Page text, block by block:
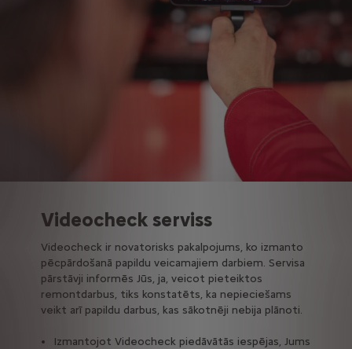
Videocheck serviss
Videocheck ir novatorisks pakalpojums, ko izmanto
pēcpārdošanā papildu veicamajiem darbiem. Servisa
pārstāvji informēs Jūs, ja, veicot pieteiktos
remontdarbus, tiks konstatēts, ka nepieciešams
veikt arī papildu darbus, kas sākotnēji nebija plānoti.
Izmantojot Videocheck piedāvātās iespējas, Jums